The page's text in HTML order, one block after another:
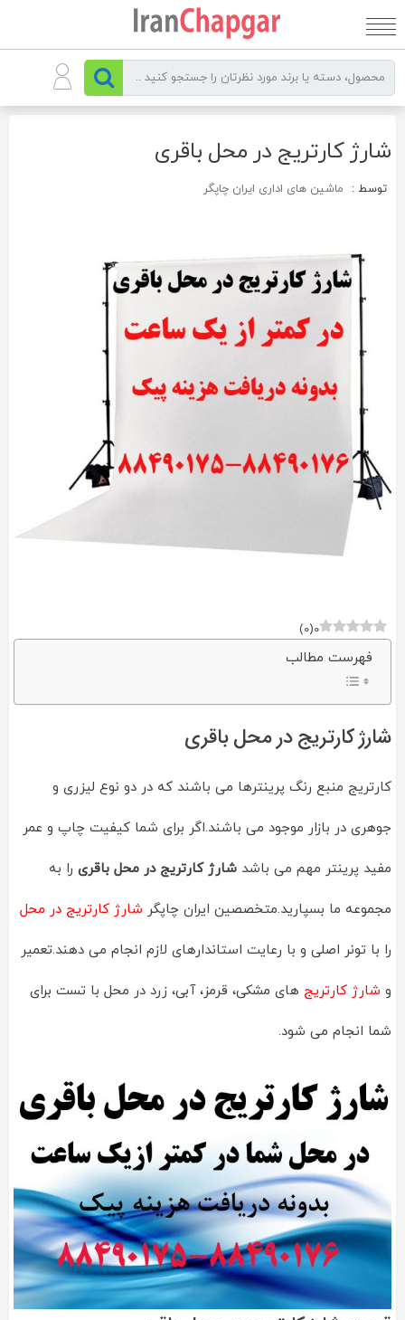
به
شارژ کارتریج در محل باقری
توسط : ماشین های اداری ایران چاپگر
0
(
0
)
فهرست مطالب
شارژ کارتریج در محل باقری
کارتریج منبع رنگ پرینترها می باشند که در دو نوع لیزری و
جوهری در بازار موجود می باشند.اگر برای شما کیفیت چاپ و عمر
مفید پرینتر مهم می باشد شارژ کارتریج در محل باقری را به
مجموعه ما بسپارید.متخصصین ایران چاپگر شارژ کارتریج در محل
را با تونر اصلی و با رعایت استاندارهای لازم انجام می دهند.تعمیر
و شارژ کارتریج های مشکی، قرمز، آبی، زرد در محل با تست برای
شما انجام می شود.